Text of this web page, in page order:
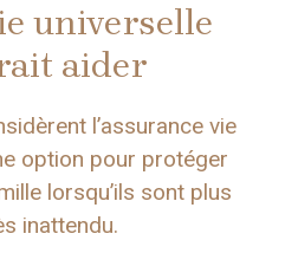
universelle
aider
l’assurance vie
option pour protéger
lorsqu’ils sont plus
inattendu.